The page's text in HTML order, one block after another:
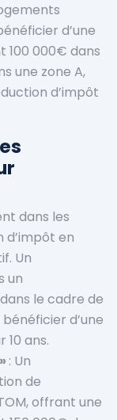
d’une
100 000€ dans
une zone A,
d’impôt
dans les
d’impôt en
Un
un
le cadre de
d’une
ans.
: Un
de
offrant une